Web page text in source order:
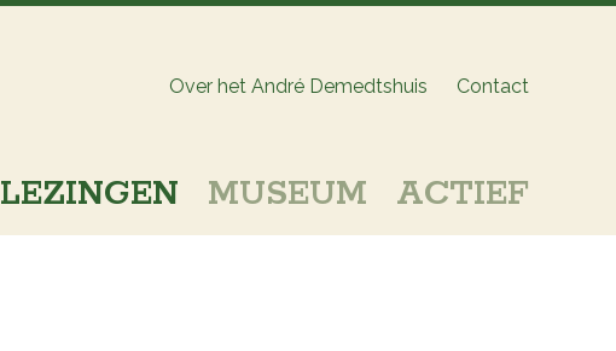
Over het André Demedtshuis Contact
LEZINGEN MUSEUM ACTIEF